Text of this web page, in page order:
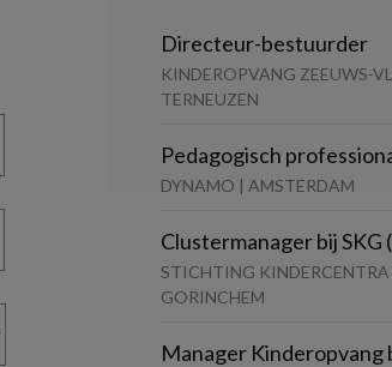
Directeur-bestuurder
KINDEROPVANG ZEEUWS-
TERNEUZEN
Pedagogisch
DYNAMO | AMSTERDAM
Clustermanager bij SKG
STICHTING
GORINCHEM
Manager Kinderopvang